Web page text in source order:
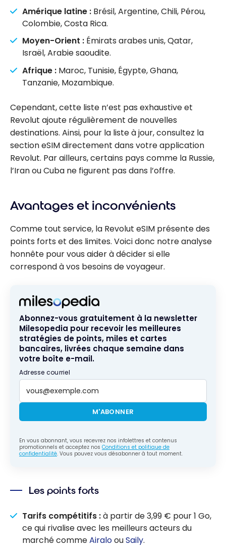
Amérique latine : Brésil, Argentine, Chili, Pérou,
Colombie, Costa Rica.
Moyen-Orient : Émirats arabes unis, Qatar,
Israël, Arabie saoudite.
Afrique : Maroc, Tunisie, Égypte, Ghana,
Tanzanie, Mozambique.
Cependant, cette liste n’est pas exhaustive et
Revolut ajoute régulièrement de nouvelles
destinations. Ainsi, pour la liste à jour, consultez la
section eSIM directement dans votre application
Revolut. Par ailleurs, certains pays comme la Russie,
l’Iran ou Cuba ne figurent pas dans l’offre.
Avantages et inconvénients
Comme tout service, la Revolut eSIM présente des
points forts et des limites. Voici donc notre analyse
honnête pour vous aider à décider si elle
correspond à vos besoins de voyageur.
Abonnez-vous gratuitement à la newsletter
Milesopedia pour recevoir les meilleures
stratégies de points, miles et cartes
bancaires, livrées chaque semaine dans
votre boîte e-mail.
Adresse courriel
M'ABONNER
En vous abonnant, vous recevrez nos infolettres et contenus
promotionnels et acceptez nos Conditions et politique de
confidentialité. Vous pouvez vous désabonner à tout moment.
Les points forts
Tarifs compétitifs :à partir de 3,99 € pour 1 Go,
ce qui rivalise avec les meilleurs acteurs du
marché commeAiraloouSaily.